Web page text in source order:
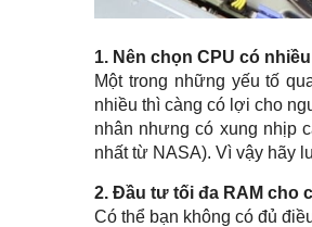
1. Nên chọn CPU có
Một trong những yếu tố
nhiều thì càng có lợi cho
nhân nhưng có xung nhịp
nhất từ NASA). Vì vậy hãy
2. Đầu tư tối đa RAM cho
Có thể bạn không có đủ